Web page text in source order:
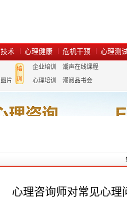
术 心理健康 危机干预 心理测
片
企业培训
潮声在线课程
心理培训
潮阅品书会
心理咨询师对常见心理